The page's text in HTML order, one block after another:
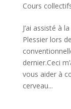
Cours
J’ai assisté à
Plessier lors
dernier.Ceci
vous aider à
cerveau...